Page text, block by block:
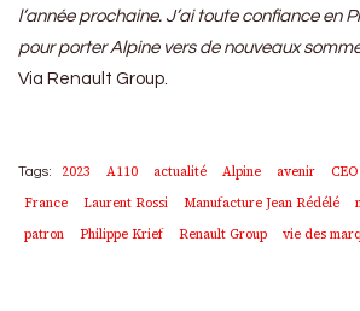
l’année prochaine. J’ai toute confiance en
pour porter Alpine vers de nouveaux
Via Renault Group.
Tags: 2023 A110 actualité Alpine avenir CEO
France
Laurent Rossi Manufacture Jean Rédélé
patron
Philippe Krief Renault Group vie des